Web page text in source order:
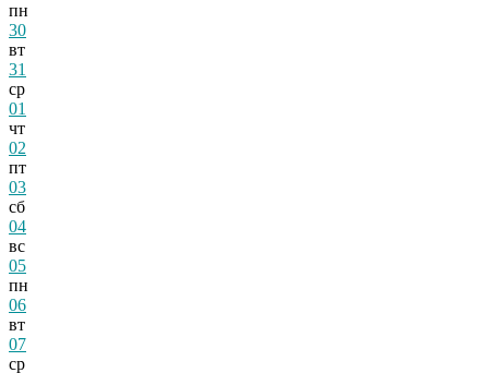
пн
30
вт
31
ср
01
чт
02
пт
03
сб
04
вс
05
пн
06
вт
07
ср